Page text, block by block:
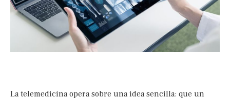
La telemedicina opera sobre una idea sencilla: que un